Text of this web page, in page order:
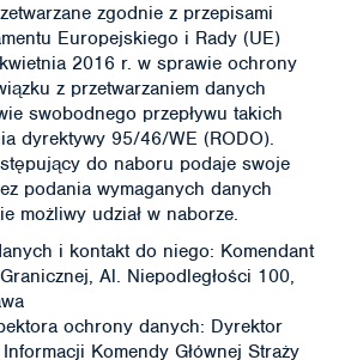
zgodnie z przepisami
Europejskiego i Rady (UE)
2016 r. w sprawie ochrony
z przetwarzaniem danych
swobodnego przepływu takich
dyrektywy 95/46/WE (RODO).
do naboru podaje swoje
podania wymaganych danych
możliwy udział w naborze.
i kontakt do niego: Komendant
Al. Niepodległości 100,
ochrony danych: Dyrektor
Komendy Głównej Straży